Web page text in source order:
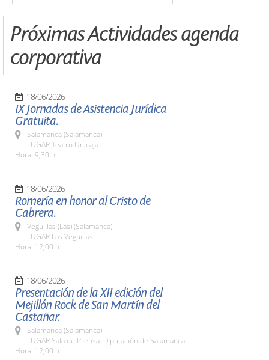
Próximas Actividades agenda
corporativa
18/06/2026
IX Jornadas de Asistencia Jurídica
Gratuita.
Salamanca (Salamanca)
LUGAR Teatro Unicaja
Hora: 9,30 h.
18/06/2026
Romería en honor al Cristo de
Cabrera.
Veguillas (Las) (Salamanca)
LUGAR Las Veguillas
Hora: 12,00 h.
18/06/2026
Presentación de la XII edición del
Mejillón Rock de San Martín del
Castañar.
Salamanca (Salamanca)
LUGAR Sala de Prensa. Diputación de Salamanca
Hora: 12,00 h.